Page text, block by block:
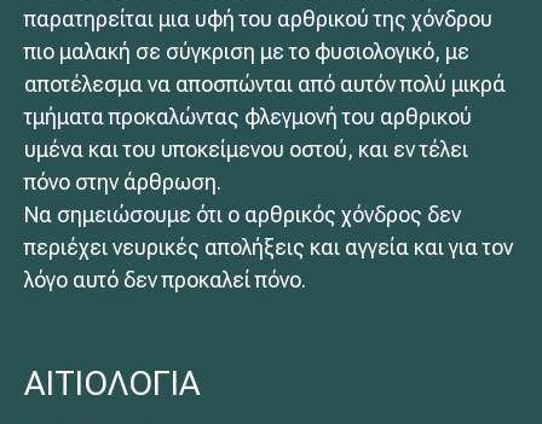
παρατηρείται μια υφή του αρθρικού της χόνδρου
πιο μαλακή σε σύγκριση με το φυσιολογικό, με
αποτέλεσμα να αποσπώνται από αυτόν πολύ μικρά
τμήματα προκαλώντας φλεγμονή του αρθρικού
υμένα και του υποκείμενου οστού, και εν τέλει
πόνο στην άρθρωση.
Να σημειώσουμε ότι ο αρθρικός χόνδρος δεν
περιέχει νευρικές απολήξεις και αγγεία και για τον
λόγο αυτό δεν προκαλεί πόνο.
ΑΙΤΙΟΛΟΓΙΑ